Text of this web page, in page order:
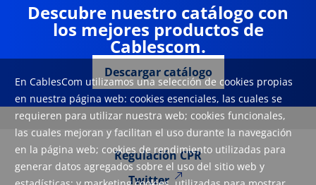
En CablesCom utilizamos una selección de cookies propias
en nuestra página web: cookies esenciales, las cuales se
requieren para utilizar nuestra web; cookies funcionales,
las cuales mejoran y facilitan el uso durante la navegación
en la página web; cookies de rendimiento utilizadas para
generar datos agregados sobre el uso del sitio web y
Descubre nuestro catálogo con
los mejores productos de
Cablescom.
Descargar catálogo
Regulación CPR
Twitter